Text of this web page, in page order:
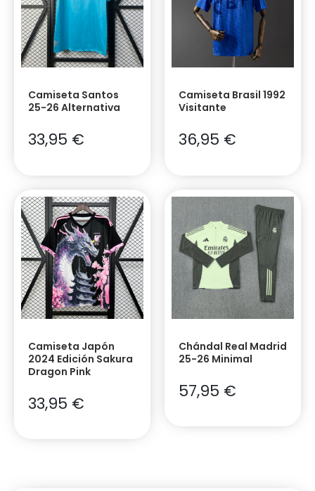
Camiseta Santos
25-26 Alternativa
33,95 €
Camiseta Brasil 1992
Visitante
36,95 €
Camiseta Japón
2024 Edición Sakura
Dragon Pink
33,95 €
Chándal Real Madrid
25-26 Minimal
57,95 €